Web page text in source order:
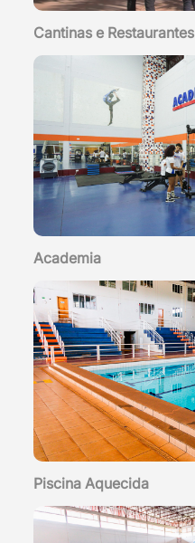
Cantinas e Restaurantes
Academia
Piscina Aquecida